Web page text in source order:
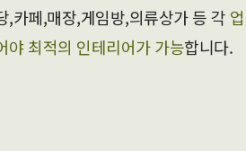
,카페,매장,게임방,의류상가 등 각
야 최적의 인테리어가 가능합니다.